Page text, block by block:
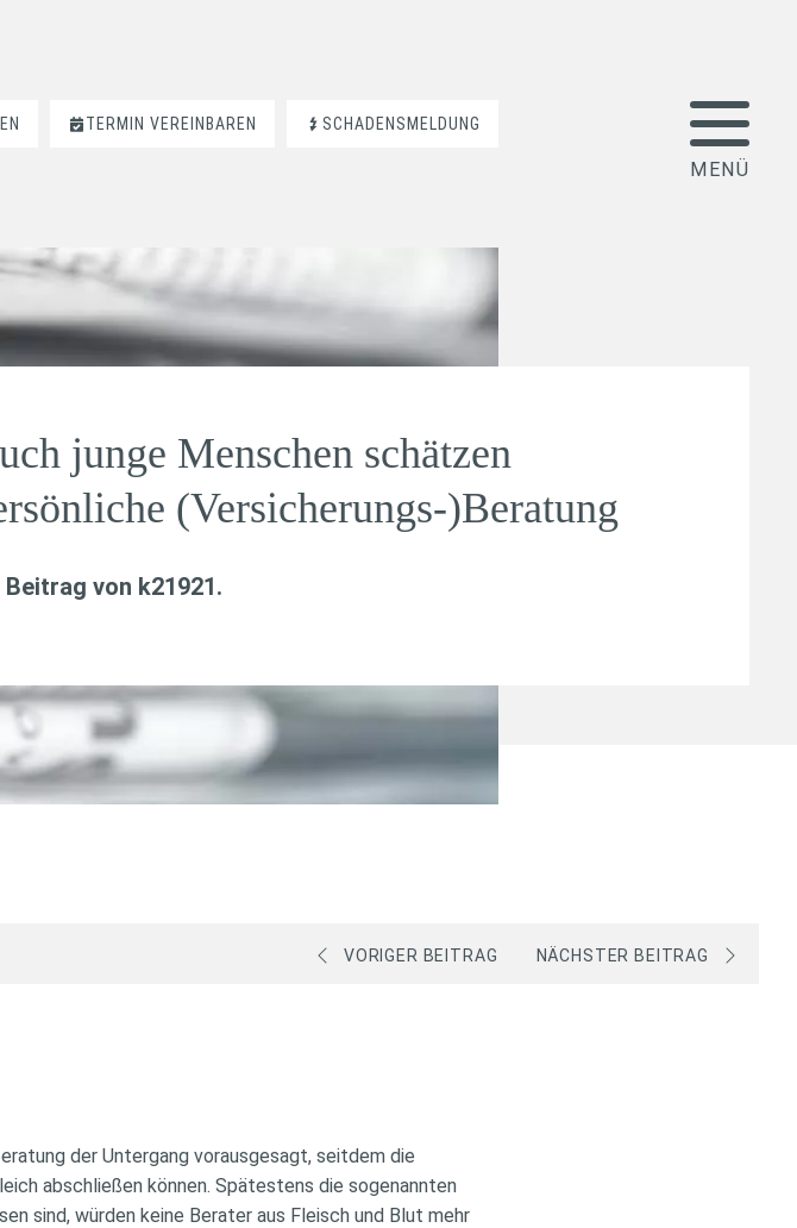
TERMIN VEREINBAREN SCHADENSMELDUNG
junge Menschen schätzen
(Versicherungs-)Beratung
Beitrag von k21921.
VORIGER BEITRAG NÄCHSTER BEITRAG
der Untergang vorausgesagt, seitdem die
abschließen können. Spätestens die sogenannten
sind, würden keine Berater aus Fleisch und Blut mehr